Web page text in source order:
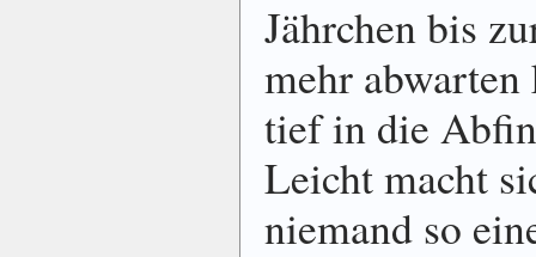
Jährchen bis
mehr
tief in die
Leicht macht
niemand so